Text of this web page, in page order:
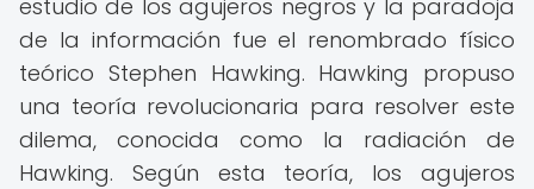
estudio de los agujeros negros y la paradoja
de la información fue el renombrado físico
teórico Stephen Hawking. Hawking propuso
una teoría revolucionaria para resolver este
dilema, conocida como la radiación de
Hawking. Según esta teoría, los agujeros